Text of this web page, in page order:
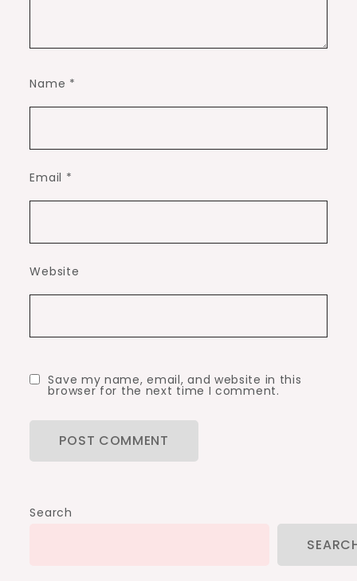
Name *
Email *
Website
Save my name, email, and website in this
browser for the next time I comment.
Search